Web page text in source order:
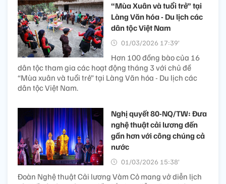
“Mùa Xuân và tuổi trẻ” tại
Làng Văn hóa - Du lịch các
dân tộc Việt Nam
01/03/2026 17:39’
Hơn 100 đồng bào của 16
dân tộc tham gia các hoạt động tháng 3 với chủ đề
“Mùa xuân và tuổi trẻ” tại Làng Văn hóa - Du lịch các
dân tộc Việt Nam.
Nghị quyết 80-NQ/TW: Đưa
nghệ thuật cải lương đến
gần hơn với công chúng cả
nước
01/03/2026 15:38’
Đoàn Nghệ thuật Cải lương Vàm Cỏ mang vở diễn lịch